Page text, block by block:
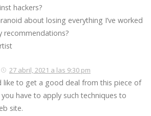
hackers?
about losing everything I’ve worked
recommendations?
27 abril, 2021 a las 9:30 pm
like to get a good deal from this piece of
have to apply such techniques to
site.